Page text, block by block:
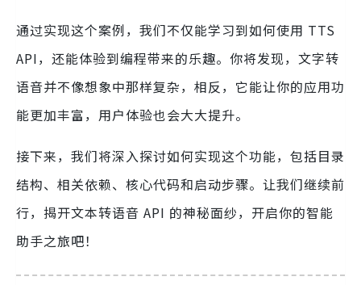
通过实现这个案例，我们不仅能学习到如何使用 TTS
API，还能体验到编程带来的乐趣。你将发现，文字转
语音并不像想象中那样复杂，相反，它能让你的应用功
能更加丰富，用户体验也会大大提升。
接下来，我们将深入探讨如何实现这个功能，包括目录
结构、相关依赖、核心代码和启动步骤。让我们继续前
行，揭开文本转语音 API 的神秘面纱，开启你的智能
助手之旅吧！